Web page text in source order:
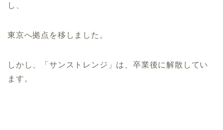
し、
東京へ拠点を移しました。
しかし、「サンストレンジ」は、卒業後に解散してい
ます。